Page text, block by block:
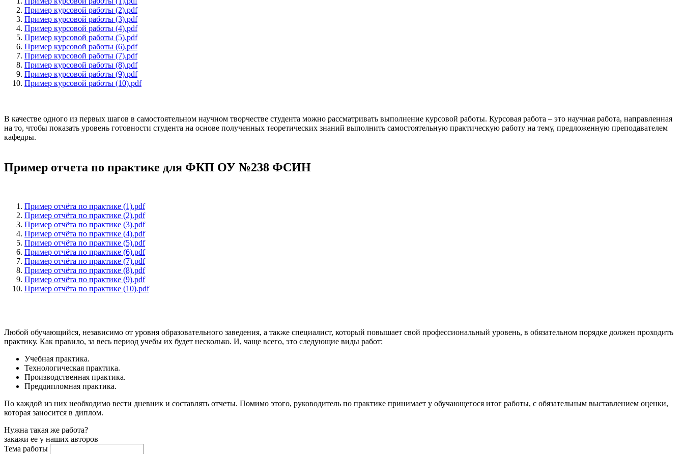
Пример курсовой работы (2).pdf
Пример курсовой работы (3).pdf
Пример курсовой работы (4).pdf
Пример курсовой работы (5).pdf
Пример курсовой работы (6).pdf
Пример курсовой работы (7).pdf
Пример курсовой работы (8).pdf
Пример курсовой работы (9).pdf
Пример курсовой работы (10).pdf
В качестве одного из первых шагов в самостоятельном научном творчестве студента можно рассматривать выполнение курсовой работы. Курсовая работа – это научная работа, направленная
на то, чтобы показать уровень готовности студента на основе полученных теоретических знаний выполнить самостоятельную практическую работу на тему, предложенную преподавателем
кафедры.
Пример отчета по практике для ФКП ОУ №238 ФСИН
Пример отчёта по практике (1).pdf
Пример отчёта по практике (2).pdf
Пример отчёта по практике (3).pdf
Пример отчёта по практике (4).pdf
Пример отчёта по практике (5).pdf
Пример отчёта по практике (6).pdf
Пример отчёта по практике (7).pdf
Пример отчёта по практике (8).pdf
Пример отчёта по практике (9).pdf
Пример отчёта по практике (10).pdf
Любой обучающийся, независимо от уровня образовательного заведения, а также специалист, который повышает свой профессиональный уровень, в обязательном порядке должен проходить
практику. Как правило, за весь период учебы их будет несколько. И, чаще всего, это следующие виды работ:
Учебная практика.
Технологическая практика.
Производственная практика.
Преддипломная практика.
По каждой из них необходимо вести дневник и составлять отчеты. Помимо этого, руководитель по практике принимает у обучающегося итог работы, с обязательным выставлением оценки,
которая заносится в диплом.
Нужна такая же работа?
закажи ее у наших авторов
Тема работы